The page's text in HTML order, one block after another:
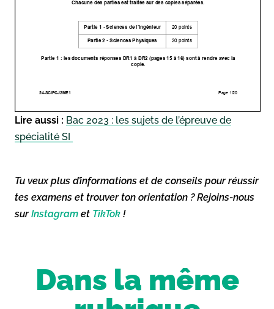
Lire aussi : Bac 2023 : les sujets de l’épreuve de
spécialité SI
Tu veux plus d’informations et de conseils pour réussir
tes examens et trouver ton orientation ? Rejoins-nous
surInstagram et TikTok !
Dans la même